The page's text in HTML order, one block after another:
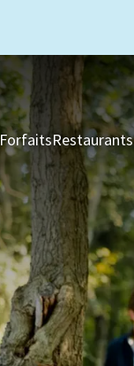
ForfaitsRestaurants